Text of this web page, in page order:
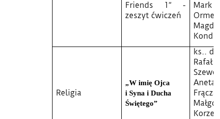
Friends 1” -
zeszyt ćwiczeń
Mark
Religia
„W imię Ojca
i Syna i Ducha
Świętego”
ks.. dr
Rafał
Aneta